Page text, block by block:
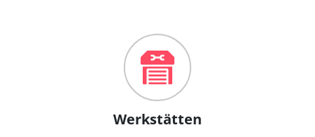
Werkstätten